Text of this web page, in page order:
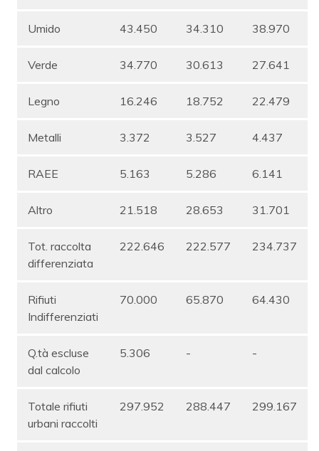
Umido 43.450 34.310 38.970
Verde 34.770 30.613 27.641
Legno 16.246 18.752 22.479
Metalli 3.372 3.527 4.437
RAEE 5.163 5.286 6.141
Altro 21.518 28.653 31.701
Tot. raccolta
differenziata
222.646 222.577 234.737
Rifiuti
Indifferenziati
70.000 65.870 64.430
Q.tà escluse
dal calcolo
5.306 - -
Totale rifiuti
urbani raccolti
297.952 288.447 299.167